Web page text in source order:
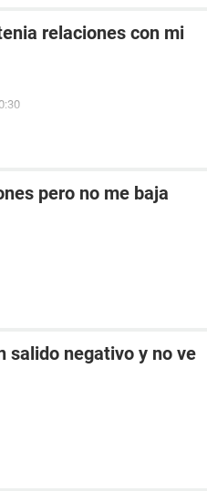
relaciones con mi
pero no me baja
salido negativo y no ve